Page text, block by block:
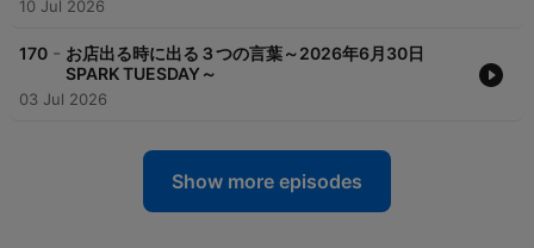
10 Jul 2026
170 - お店出る時に出る３つの言葉～2026年6月30日
SPARK TUESDAY～
03 Jul 2026
Show more episodes